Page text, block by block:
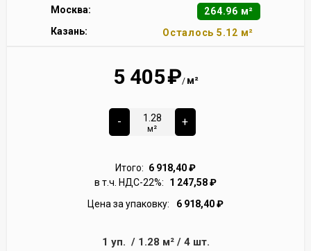
Москва:
264.96 м²
Казань:
Осталось 5.12 м²
5 405₽/ м²
-
м²
+
Итого: 6 918,40₽
в т.ч. НДС-22%:
1 247,58₽
Цена за упаковку:
6 918,40₽
1 уп. / 1.28 м²/ 4 шт.